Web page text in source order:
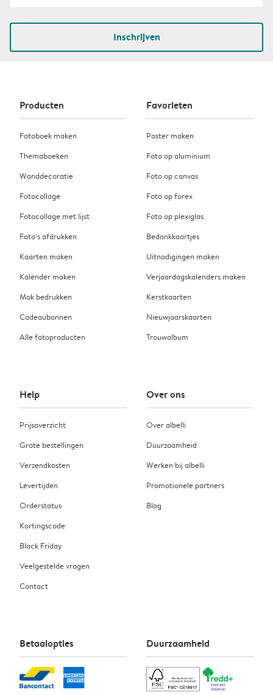
Inschrijven
Producten
Fotoboek maken
Themaboeken
Wanddecoratie
Fotocollage
Fotocollage met lijst
Foto’s afdrukken
Kaarten maken
Kalender maken
Mok bedrukken
Cadeaubonnen
Alle fotoproducten
Favorieten
Poster maken
Foto op aluminium
Foto op canvas
Foto op forex
Foto op plexiglas
Bedankkaartjes
Uitnodigingen maken
Verjaardagskalenders maken
Kerstkaarten
Nieuwjaarskaarten
Trouwalbum
Help
Prijsoverzicht
Grote bestellingen
Verzendkosten
Levertijden
Orderstatus
Kortingscode
Black Friday
Veelgestelde vragen
Contact
Over ons
Over albelli
Duurzaamheid
Werken bij albelli
Promotionele partners
Blog
Betaalopties Duurzaamheid